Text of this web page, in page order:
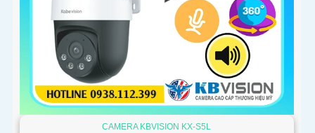
CAMERA KBVISION KX-S5L